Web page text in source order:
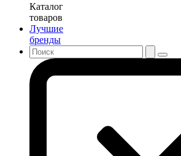
Каталог
товаров
Лучшие
бренды